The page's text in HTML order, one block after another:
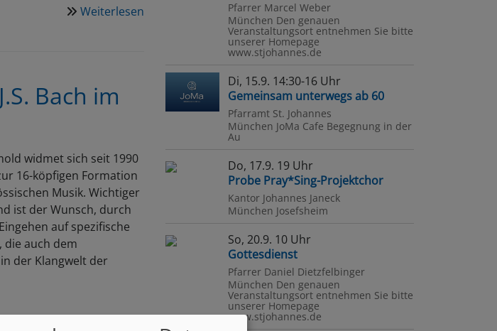
Weiterlesen
Karfreitagskonzert:
Matthäuspassion
Bach im
widmet sich seit 1990
16-köpfigen Formation
Musik. Wichtiger
ist der Wunsch, durch
auf spezifische
auch dem
der Klangwelt der
Pfarrer Marcel Weber
München Den genauen
Veranstaltungsort entnehmen Sie bitte
unserer Homepage
www.stjohannes.de
Di, 15.9. 14:30-16 Uhr
Gemeinsam unterwegs ab 60
Pfarramt St. Johannes
München JoMa Cafe Begegnung in der
Au
Do, 17.9. 19 Uhr
Probe Pray*Sing-Projektchor
Kantor Johannes Janeck
München Josefsheim
So, 20.9. 10 Uhr
Gottesdienst
Pfarrer Daniel Dietzfelbinger
München Den genauen
Veranstaltungsort entnehmen Sie bitte
unserer Homepage
www.stjohannes.de